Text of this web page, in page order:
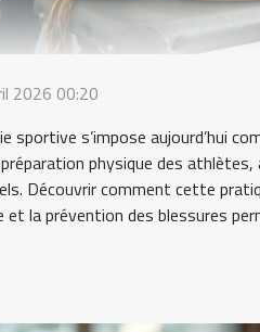
2026 00:20
sportive s’impose aujourd’hui
physique des
Découvrir comment cette
et la prévention des blessures